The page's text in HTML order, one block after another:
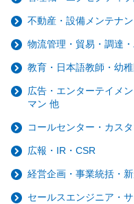
不動産・設備メンテナ
物流管理・貿易・調達
教育・日本語教師・幼
広告・エンターテイメ
マン 他
コールセンター・カス
広報・IR・CSR
経営企画・事業統括・
セールスエンジニア・